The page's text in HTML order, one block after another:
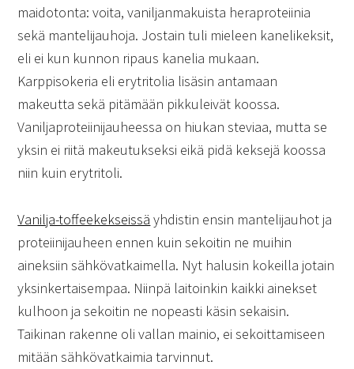
maidotonta: voita, vaniljanmakuista heraproteiinia
sekä mantelijauhoja. Jostain tuli mieleen kanelikeksit,
eli ei kun kunnon ripaus kanelia mukaan.
Karppisokeria eli erytritolia lisäsin antamaan
makeutta sekä pitämään pikkuleivät koossa.
Vaniljaproteiinijauheessa on hiukan steviaa, mutta se
yksin ei riitä makeutukseksi eikä pidä keksejä koossa
niin kuin erytritoli.
Vanilja-toffeekekseissä yhdistin ensin mantelijauhot ja
proteiinijauheen ennen kuin sekoitin ne muihin
aineksiin sähkövatkaimella. Nyt halusin kokeilla jotain
yksinkertaisempaa. Niinpä laitoinkin kaikki ainekset
kulhoon ja sekoitin ne nopeasti käsin sekaisin.
Taikinan rakenne oli vallan mainio, ei sekoittamiseen
mitään sähkövatkaimia tarvinnut.